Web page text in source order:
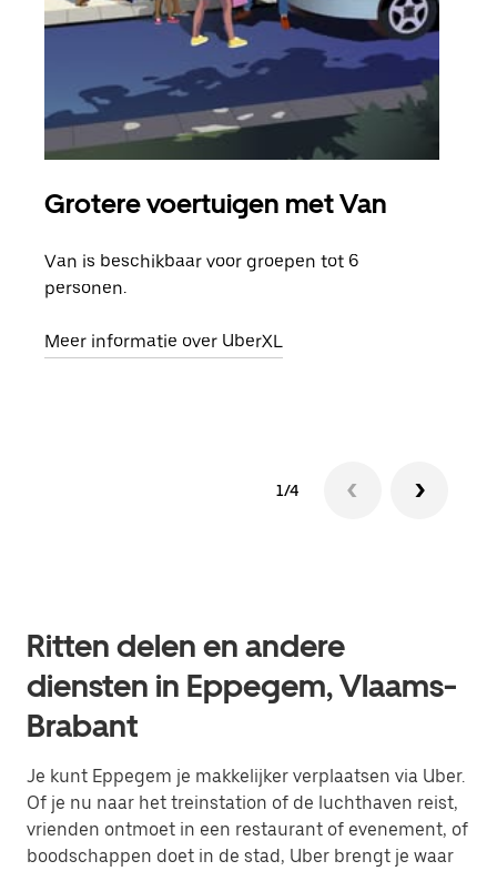
Grotere voertuigen met Van
Van is beschikbaar voor groepen tot 6
personen.
Meer informatie over UberXL
1/4
Ritten delen en andere
diensten in Eppegem, Vlaams-
Brabant
Je kunt Eppegem je makkelijker verplaatsen via Uber.
Of je nu naar het treinstation of de luchthaven reist,
vrienden ontmoet in een restaurant of evenement, of
boodschappen doet in de stad, Uber brengt je waar